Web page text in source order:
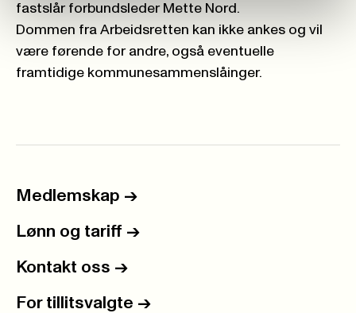
fastslår forbundsleder Mette Nord.
Dommen fra Arbeidsretten kan ikke ankes og vil
være førende for andre, også eventuelle
framtidige kommunesammenslåinger.
Medlemskap ->
Lønn og tariff ->
Kontakt oss ->
For tillitsvalgte ->